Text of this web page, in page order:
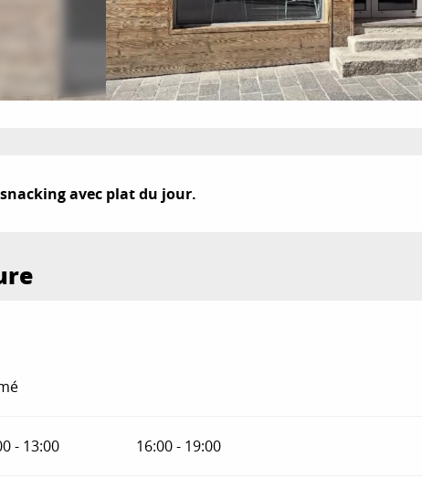
avec plat du jour.
- 13:00 16:00 - 19:00